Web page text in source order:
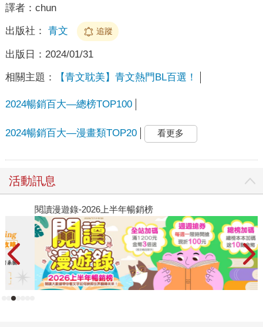
譯者： chun
出版社： 青文 追蹤
出版日： 2024/01/31
相關主題： 【青文耽美】青文熱門BL百選！
2024暢銷百大—總榜TOP100
2024暢銷百大—漫畫類TOP20 看更多
活動訊息
閱讀漫遊錄-2026上半年暢銷榜